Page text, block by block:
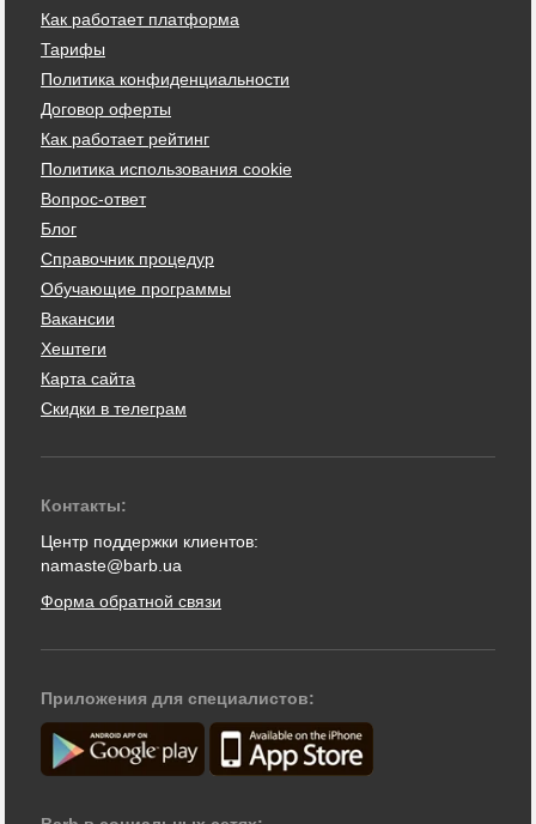
Как работает платформа
Тарифы
Политика конфиденциальности
Договор оферты
Как работает рейтинг
Политика использования cookie
Вопрос-ответ
Блог
Справочник процедур
Обучающие программы
Вакансии
Хештеги
Карта сайта
Скидки в телеграм
Контакты:
Центр поддержки клиентов:
namaste@barb.ua
Форма обратной связи
Приложения для специалистов: